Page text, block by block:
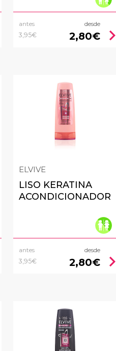
antes
3,95€
desde
2,80€ chevron_right
ELVIVE
LISO KERATINA
ACONDICIONADOR
antes
3,95€
desde
2,80€ chevron_right